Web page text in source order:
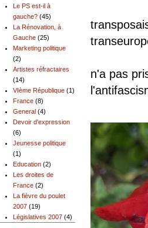
n'a pas
Le PS est-il à
gauche? (45)
La Rénovation, à
Gauche (25)
Marketing politique
(2)
Artistes réfractaires
(14)
VIème République (1)
France (8)
General (4)
Devoir d'expression
(6)
Jeunesse politique
(1)
Education (2)
Les droites de
France (2)
La fièvre du poulet
2007 (19)
Législatives 2007 (4)